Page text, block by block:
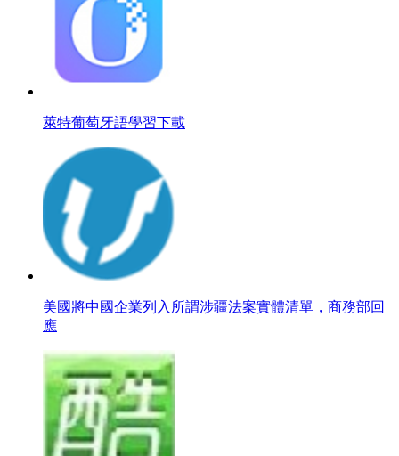
萊特葡萄牙語學習下載
美國將中國企業列入所謂涉疆法案實體清單，商務部回
應